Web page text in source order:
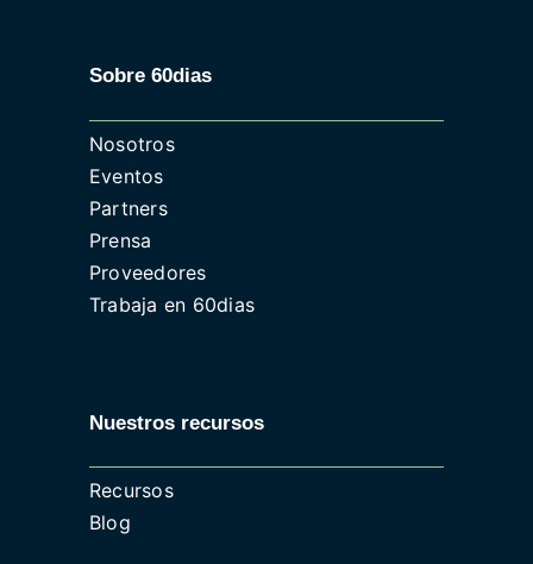
Sobre 60dias
Nosotros
Eventos
Partners
Prensa
Proveedores
Trabaja en 60dias
Nuestros recursos
Recursos
Blog